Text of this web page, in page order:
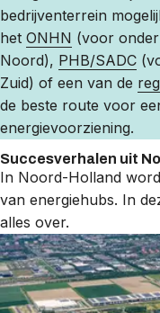
bedrijventerrein
het ONHN (voor
Noord), PHB/SADC
Zuid) of een van de
de beste route voor
energievoorziening.
Succesverhalen uit
In Noord-Holland
van energiehubs. In
alles over.